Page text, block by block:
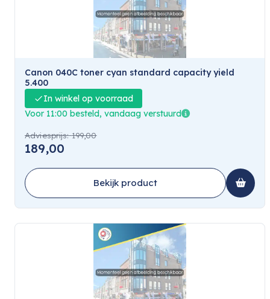
Canon 040C toner cyan standard capacity yield
5.400
In winkel op voorraad
Voor 11:00 besteld, vandaag verstuurd
Adviesprijs: 199,00
189,00
Bekijk product